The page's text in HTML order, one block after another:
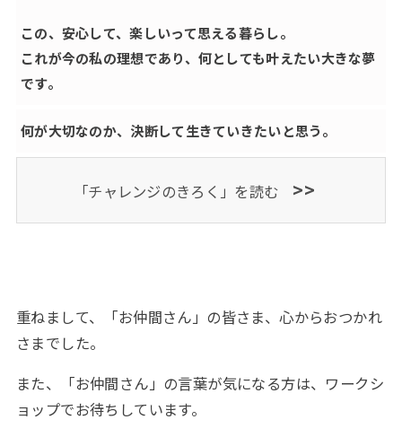
この、安心して、楽しいって思える暮らし。
これが今の私の理想であり、何としても叶えたい大きな夢
です。
何が大切なのか、決断して生きていきたいと思う。
「チャレンジのきろく」を読む >>
重ねまして、「お仲間さん」の皆さま、心からおつかれ
さまでした。
また、「お仲間さん」の言葉が気になる方は、ワークシ
ョップでお待ちしています。